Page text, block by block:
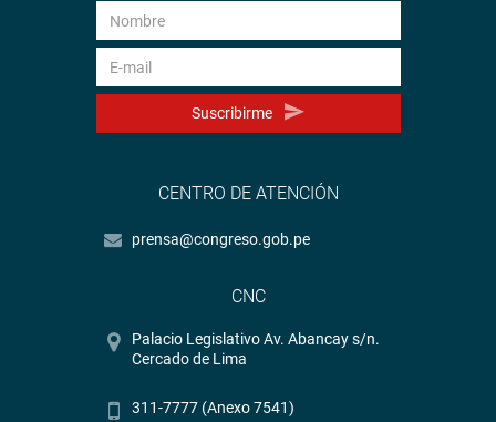
Suscribirme
CENTRO DE ATENCIÓN
prensa@congreso.gob.pe
CNC
Palacio Legislativo Av. Abancay s/n.
Cercado de Lima
311-7777 (Anexo 7541)